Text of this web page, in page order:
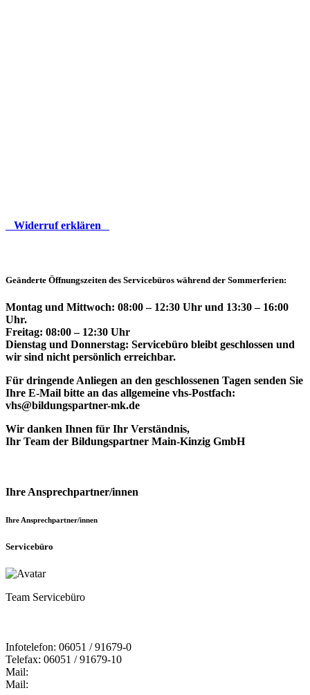
Widerruf erklären
Geänderte Öffnungszeiten des Servicebüros während der Sommerferien:
Montag und Mittwoch: 08:00 – 12:30 Uhr und 13:30 – 16:00
Uhr.
Freitag: 08:00 – 12:30 Uhr
Dienstag und Donnerstag: Servicebüro bleibt geschlossen und
wir sind nicht persönlich erreichbar.
Für dringende Anliegen an den geschlossenen Tagen senden Sie
Ihre E-Mail bitte an das allgemeine vhs-Postfach:
vhs@bildungspartner-mk.de
Wir danken Ihnen für Ihr Verständnis,
Ihr Team der Bildungspartner Main-Kinzig GmbH
Ihre Ansprechpartner/innen
Ihre Ansprechpartner/innen
Servicebüro
Team Servicebüro
Infotelefon: 06051 / 91679-0
Telefax: 06051 / 91679-10
Mail:
Mail: